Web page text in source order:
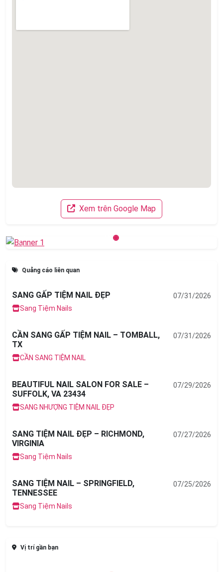
Xem trên Google Map
Previous
Quảng cáo liên quan
SANG GẤP TIỆM NAIL ĐẸP
Sang Tiệm Nails
07/31/2026
CẦN SANG GẤP TIỆM NAIL – TOMBALL,
TX
CẦN SANG TIỆM NAIL
07/31/2026
BEAUTIFUL NAIL SALON FOR SALE –
SUFFOLK, VA 23434
SANG NHƯỢNG TIỆM NAIL ĐẸP
07/29/2026
SANG TIỆM NAIL ĐẸP – RICHMOND,
VIRGINIA
Sang Tiệm Nails
07/27/2026
SANG TIỆM NAIL – SPRINGFIELD,
TENNESSEE
Sang Tiệm Nails
07/25/2026
Vị trí gần bạn